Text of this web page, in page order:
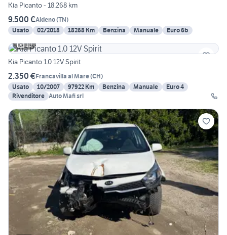
Kia Picanto - 18.268 km
9.500 €Aldeno(TN)
Usato
02/2018 18268 Km Benzina Manuale
Euro 6b
10
Kia Picanto 1.0 12V Spirit
2.350 €Francavilla al Mare(CH)
Usato
10/2007 97922 Km Benzina Manuale
Euro 4
Rivenditore Auto Mafi srl